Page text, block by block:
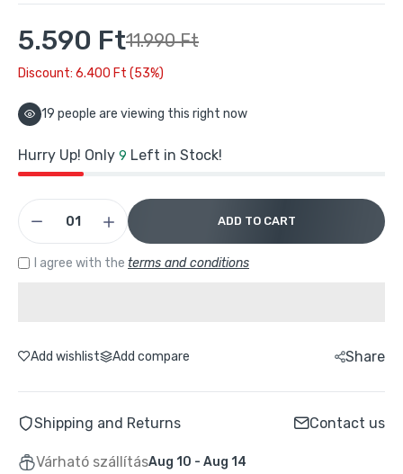
Buydeem G564 Elektromos Ételpároló – 5 L
44.990 Ft 79.990 Ft
Buydeem G564 Elektromos Ételpároló 5 L –
Multifunkciós Zöld
29.790 Ft 67.900 Ft
Buydeem K1594T Elektromos Vízforraló és
Melegítő Főzőedény Készlet – Zöld
17.990 Ft 28.990 Ft
Buydeem K314Mini Elektromos Vízforraló
0,7 l – Zöld
24.990 Ft 39.990 Ft
5.590 Ft11.990 Ft
Discount: 6.400 Ft (53%)
19 people are viewing this right now
Hurry Up! Only 9 Left in Stock!
ADD TO CART
I agree with the terms and conditions
Add wishlist Add compare Share
Shipping and Returns Contact us
Várható szállításAug 10 - Aug 14